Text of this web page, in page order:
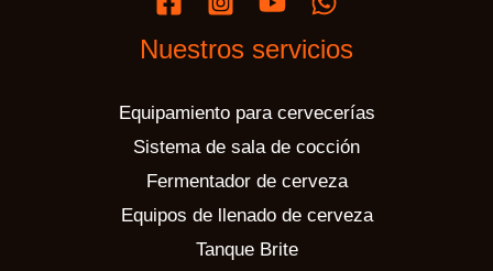
Nuestros servicios
Equipamiento para cervecerías
Sistema de sala de cocción
Fermentador de cerveza
Equipos de llenado de cerveza
Tanque Brite